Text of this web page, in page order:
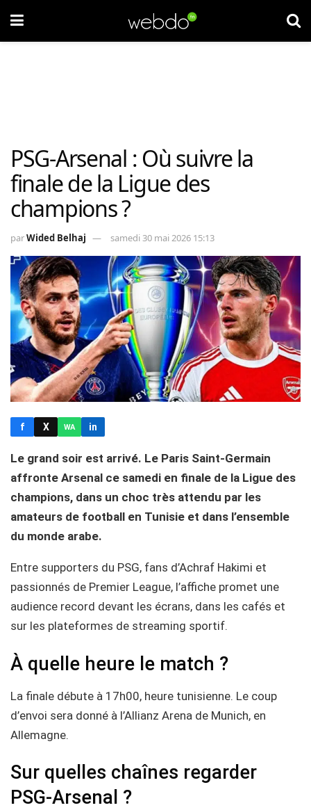
PSG-Arsenal : Où suivre la
finale de la Ligue des
champions ?
parWided Belhaj samedi 30 mai 2026 15:13
f X WA in
Le grand soir est arrivé. Le Paris Saint-Germain
affronte Arsenal ce samedi en finale de la Ligue des
champions, dans un choc très attendu par les
amateurs de football en Tunisie et dans l’ensemble
du monde arabe.
Entre supporters du PSG, fans d’Achraf Hakimi et
passionnés de Premier League, l’affiche promet une
audience record devant les écrans, dans les cafés et
sur les plateformes de streaming sportif.
À quelle heure le match ?
La finale débute à 17h00, heure tunisienne. Le coup
d’envoi sera donné à l’Allianz Arena de Munich, en
Allemagne.
Sur quelles chaînes regarder
PSG-Arsenal ?